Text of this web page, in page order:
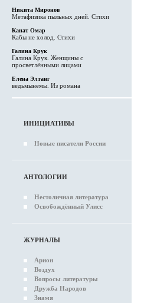
Никита Миронов
Метафизика пыльных дней. Стихи
Канат Омар
Кабы не холод. Стихи
Галина Крук
Галина Крук. Женщины с
просветлёнными лицами
Елена Элтанг
ведьмынемы. Из романа
ИНИЦИАТИВЫ
Новые писатели России
АНТОЛОГИИ
Нестоличная литература
Освобождённый Улисс
ЖУРНАЛЫ
Арион
Воздух
Вопросы литературы
Дружба Народов
Знамя